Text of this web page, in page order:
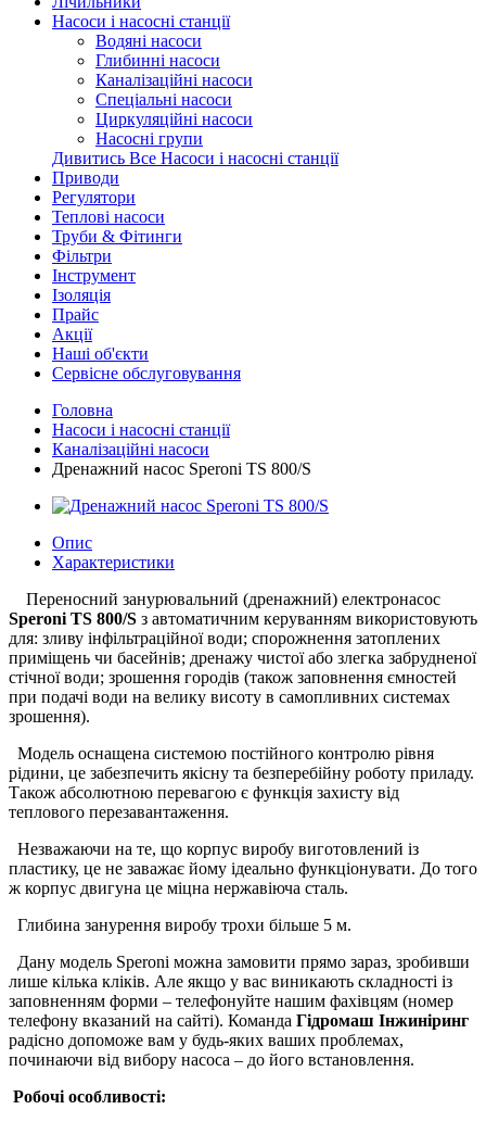
Насоси і насосні станції
Водяні насоси
Глибинні насоси
Каналізаційні насоси
Спеціальні насоси
Циркуляційні насоси
Насосні групи
Дивитись Все Насоси і насосні станції
Приводи
Регулятори
Теплові насоси
Труби & Фітинги
Фільтри
Інструмент
Ізоляція
Прайс
Акції
Наші об'єкти
Сервісне обслуговування
Головна
Насоси і насосні станції
Каналізаційні насоси
Дренажний насос Speroni TS 800/S
Опис
Характеристики
Переносний занурювальний (дренажний) електронасос
Speroni TS 800/S з автоматичним керуванням використовують
для: зливу інфільтраційної води; спорожнення затоплених
приміщень чи басейнів; дренажу чистої або злегка забрудненої
стічної води; зрошення городів (також заповнення ємностей
при подачі води на велику висоту в самопливних системах
зрошення).
Модель оснащена системою постійного контролю рівня
рідини, це забезпечить якісну та безперебійну роботу приладу.
Також абсолютною перевагою є функція захисту від
теплового перезавантаження.
Незважаючи на те, що корпус виробу виготовлений із
пластику, це не заважає йому ідеально функціонувати. До того
ж корпус двигуна це міцна нержавіюча сталь.
Глибина занурення виробу трохи більше 5 м.
Дану модель Speroni можна замовити прямо зараз, зробивши
лише кілька кліків. Але якщо у вас виникають складності із
заповненням форми – телефонуйте нашим фахівцям (номер
телефону вказаний на сайті). Команда Гідромаш Інжиніринг
радісно допоможе вам у будь-яких ваших проблемах,
починаючи від вибору насоса – до його встановлення.
Робочі особливості: